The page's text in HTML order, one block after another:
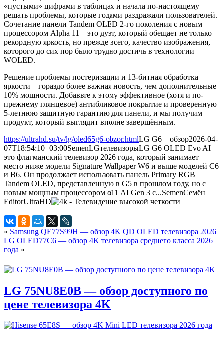
«пустыми» цифрами в таблицах и начала по-настоящему
решать проблемы, которые годами раздражали пользователей.
Сочетание панели Tandem OLED 2-го поколения с новым
процессором Alpha 11 – это дуэт, который обещает не только
рекордную яркость, но прежде всего, качество изображения,
которого до сих пор было трудно достичь в технологии
WOLED.
Решение проблемы постеризации и 13-битная обработка
яркости – гораздо более важная новость, чем дополнительные
10% мощности. Добавьте к этому эффективное (хотя и по-
прежнему глянцевое) антибликовое покрытие и проверенную
5-летнюю защитную гарантию для панели, и мы получим
продукт, который выглядит вполне завершённым.
https://ultrahd.su/tv/lg/oled65g6-obzor.htmlLG G6 – обзор2026-04-
07T18:54:10+03:00SemenLGтелевизорыLG G6 OLED Evo AI –
это флагманский телевизор 2026 года, который занимает
место ниже модели Signature Wallpaper W6 и выше моделей C6
и B6. Он продолжает использовать панель Primary RGB
Tandem OLED, представленную в G5 в прошлом году, но с
новым мощным процессором α11 AI Gen 3 с...SemenСемён
EditorUltraHD
« Samsung QE77S99H — обзор 4K QD OLED телевизора 2026
LG OLED77C6 — обзор 4K телевизора среднего класса 2026
года »
LG 75NU8E0B — обзор доступного по
цене телевизора 4K